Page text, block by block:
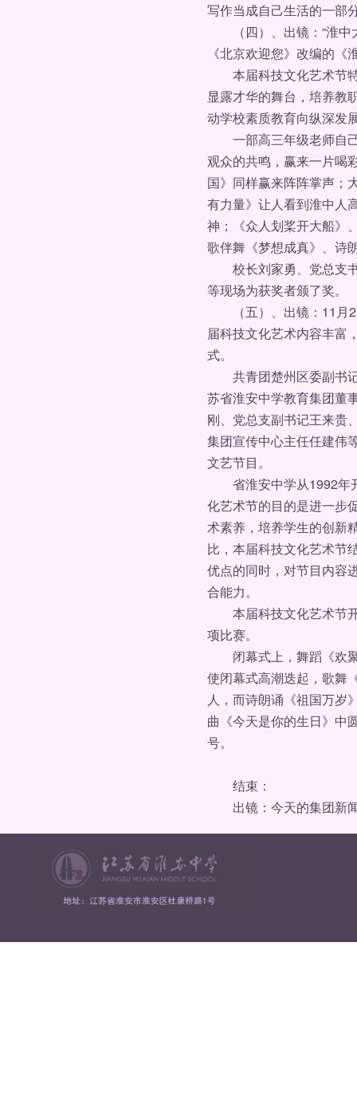
写作当成自己生活的一部
（四）、出镜：“淮中大
《北京欢迎您》改编的
本届科技文化艺术节特
显露才华的舞台，培养教
动学校素质教育向纵深发
一部高三年级老师自己
观众的共鸣，赢来一片喝
国》同样赢来阵阵掌声；
有力量》让人看到淮中人
神；《众人划桨开大船》
歌伴舞《梦想成真》、诗
校长刘家勇、党总支书
等现场为获奖者颁了奖。
（五）、出镜：11月27
届科技文化艺术内容丰富
式。
共青团楚州区委副书记
苏省淮安中学教育集团董
刚、党总支副书记王来贵
集团宣传中心主任任建伟
文艺节目。
省淮安中学从1992年开
化艺术节的目的是进一步
术素养，培养学生的创新
比，本届科技文化艺术节
优点的同时，对节目内容
合能力。
本届科技文化艺术节开
项比赛。
闭幕式上，舞蹈《欢聚
使闭幕式高潮迭起，歌舞
人，而诗朗诵《祖国万岁
曲《今天是你的生日》中
号。
结束：
出镜：今天的集团新闻